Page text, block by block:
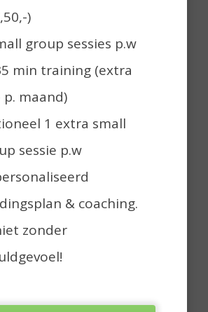
)
group sessies p.w
min training (extra
p. maand)
1 extra small
sessie p.w
& coaching.
zonder